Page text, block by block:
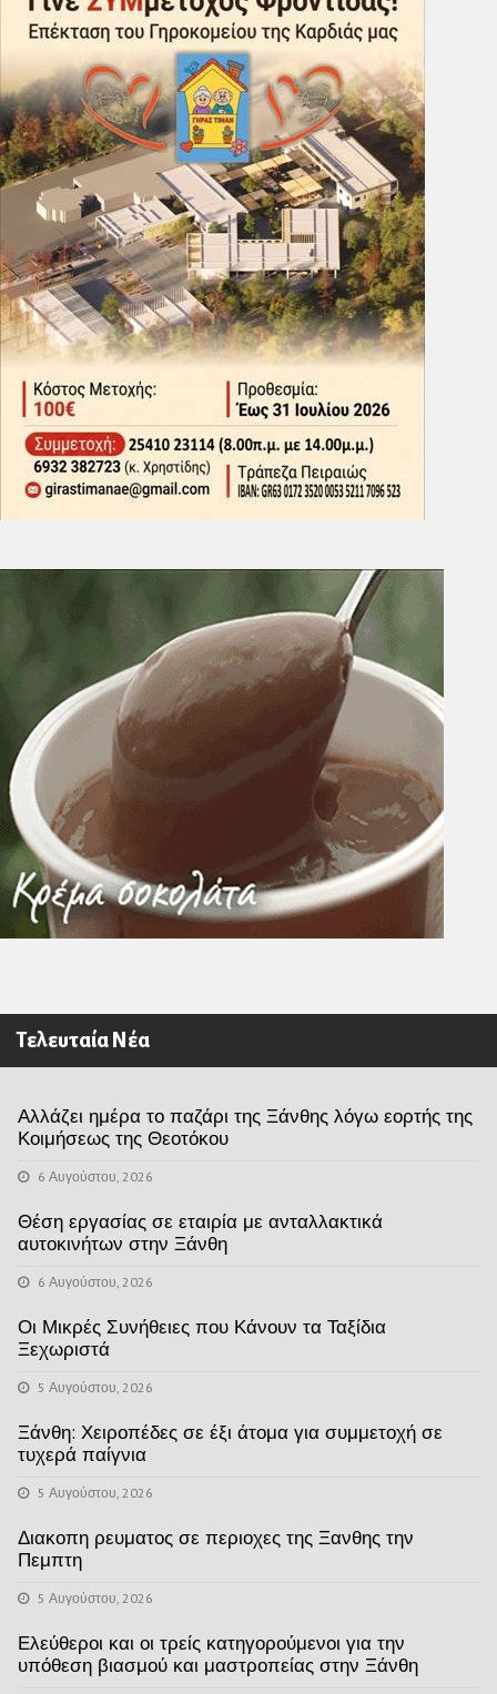
Τελευταία Νέα
Αλλάζει ημέρα το παζάρι της Ξάνθης λόγω εορτής της
Κοιμήσεως της Θεοτόκου
6 Αυγούστου, 2026
Θέση εργασίας σε εταιρία με ανταλλακτικά
αυτοκινήτων στην Ξάνθη
6 Αυγούστου, 2026
Οι Μικρές Συνήθειες που Κάνουν τα Ταξίδια
Ξεχωριστά
5 Αυγούστου, 2026
Ξάνθη: Χειροπέδες σε έξι άτομα για συμμετοχή σε
τυχερά παίγνια
5 Αυγούστου, 2026
Διακοπη ρευματος σε περιοχες της Ξανθης την
Πεμπτη
5 Αυγούστου, 2026
Ελεύθεροι και οι τρείς κατηγορούμενοι για την
υπόθεση βιασμού και μαστροπείας στην Ξάνθη